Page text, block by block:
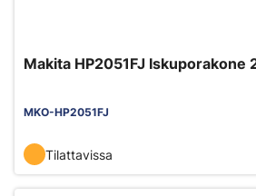
Makita HP2051FJ Iskuporakone
MKO-HP2051FJ
Tilattavissa